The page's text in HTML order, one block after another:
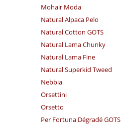
Mohair Moda
Natural Alpaca Pelo
Natural Cotton GOTS
Natural Lama Chunky
Natural Lama Fine
Natural Superkid Tweed
Nebbia
Orsettini
Orsetto
Per Fortuna Dégradé GOTS